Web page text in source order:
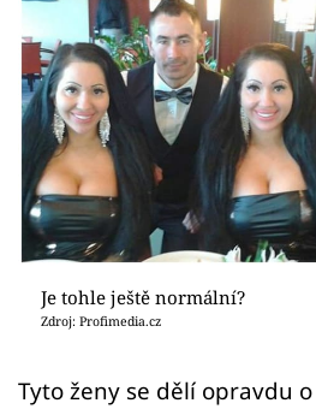
Virály
Sex a vztahy
Videa
Sledujte prima+
Přihlášení
Sledujte nás
Je tohle ještě normální?
Zdroj: Profimedia.cz
Tyto ženy se dělí opravdu